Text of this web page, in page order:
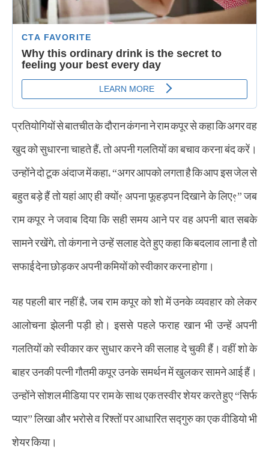
प्रतियोगियों से बातचीत के दौरान कंगना ने राम कपूर से कहा कि अगर वह
खुद को सुधारना चाहते हैं, तो अपनी गलतियों का बचाव करना बंद करें।
उन्होंने दो टूक अंदाज में कहा, “अगर आपको लगता है कि आप इस जेल से
बहुत बड़े हैं तो यहां आए ही क्यों? अपना फूहड़पन दिखाने के लिए?” जब
राम कपूर ने जवाब दिया कि सही समय आने पर वह अपनी बात सबके
सामने रखेंगे, तो कंगना ने उन्हें सलाह देते हुए कहा कि बदलाव लाना है तो
सफाई देना छोड़कर अपनी कमियों को स्वीकार करना होगा।
यह पहली बार नहीं है, जब राम कपूर को शो में उनके व्यवहार को लेकर
आलोचना झेलनी पड़ी हो। इससे पहले फराह खान भी उन्हें अपनी
गलतियों को स्वीकार कर सुधार करने की सलाह दे चुकी हैं। वहीं शो के
बाहर उनकी पत्नी गौतमी कपूर उनके समर्थन में खुलकर सामने आई हैं।
उन्होंने सोशल मीडिया पर राम के साथ एक तस्वीर शेयर करते हुए “सिर्फ
प्यार” लिखा और भरोसे व रिश्तों पर आधारित सद्गुरु का एक वीडियो भी
शेयर किया।